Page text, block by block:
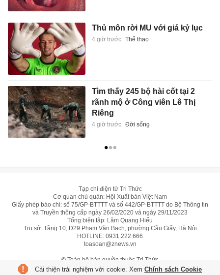
Thủ môn rời MU với giá kỷ lục
4 giờ trước Thể thao
Tìm thấy 245 bộ hài cốt tại 2
rãnh mộ ở Công viên Lê Thị
Riêng
4 giờ trước Đời sống
Tạp chí điện tử Tri Thức
Cơ quan chủ quản: Hội Xuất bản Việt Nam
Giấy phép báo chí: số 75/GP-BTTTT và số 442/GP-BTTTT do Bộ Thông tin
và Truyền thông cấp ngày 26/02/2020 và ngày 29/11/2023
Tổng biên tập: Lâm Quang Hiếu
Trụ sở: Tầng 10, D29 Phạm Văn Bạch, phường Cầu Giấy, Hà Nội
HOTLINE: 0931.222.666
toasoan@znews.vn
© Toàn bộ bản quyền thuộc Tri Thức
Cải thiện trải nghiệm với cookie. Xem Chính sách Cookie